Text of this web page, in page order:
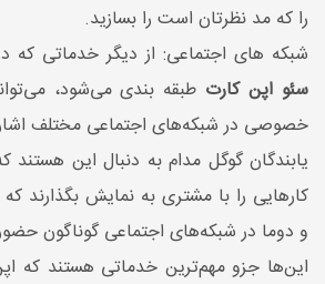
را که مد نظرتان است را بسازید.
شبکه های اجتماعی: از دیگر خدماتی که
سئو اپن کارت طبقه بندی می‌شود،
خصوصی در شبکه‌های اجتماعی مختلف
یابندگان گوگل مدام به دنبال این
کارهایی را با مشتری به نمایش بگذارند که
و دوما در شبکه‌های اجتماعی گوناگون
این‌ها جزو مهم‌ترین خدماتی هستند که